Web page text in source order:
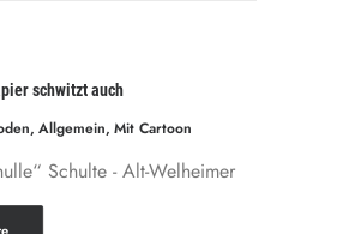
schwitzt auch
, Allgemein, Mit Cartoon
Schulte - Alt-Welheimer